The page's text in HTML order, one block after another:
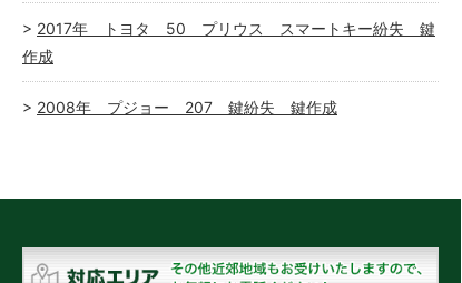
2017年 トヨタ 50 プリウス スマートキー紛失 鍵
作成
2008年 プジョー 207 鍵紛失 鍵作成